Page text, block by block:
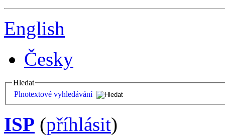
English
Česky
Hledat
Plnotextové vyhledávání
ISP (příhlásit)